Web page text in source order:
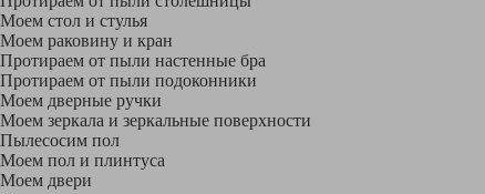
Моем стол и стулья
Моем раковину и кран
Протираем от пыли настенные бра
Протираем от пыли подоконники
Моем дверные ручки
Моем зеркала и зеркальные поверхности
Пылесосим пол
Моем пол и плинтуса
Моем двери